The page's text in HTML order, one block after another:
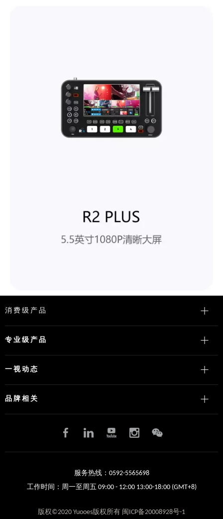
消费级产品
专业级产品
一视动态
品牌相关
服务热线：0592-5565698
工作时间：周一至周五 09:00 - 12:00 13:00-18:00 (GMT+8)
版权©2020 Yuooes版权所有 闽ICP备20008928号-1